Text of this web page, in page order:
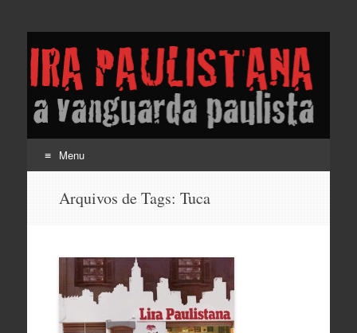
Lira Paulistana e a
vanguarda paulista
Menu
Arquivos de Tags: Tuca